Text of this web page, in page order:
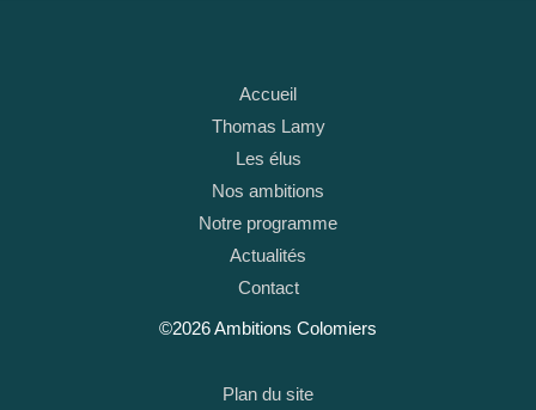
Accueil
Thomas Lamy
Les élus
Nos ambitions
Notre programme
Actualités
Contact
©2026 Ambitions Colomiers
Plan du site